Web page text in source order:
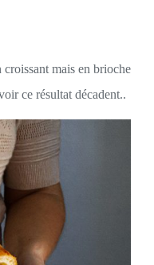
croissant mais en brioche
ce résultat décadent..